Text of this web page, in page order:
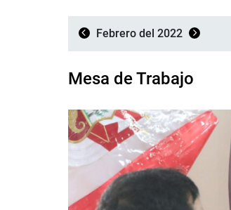
Febrero del 2022
Mesa de Trabajo